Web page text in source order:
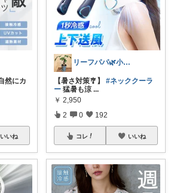
然にカ
いいね
リーフパパ🌿小学2年生女の子のパパ
【暑さ対策🎐】 #ネッククーラ
ー 猛暑も涼 ...
￥ 2,950
2 0 192
コレ いいね